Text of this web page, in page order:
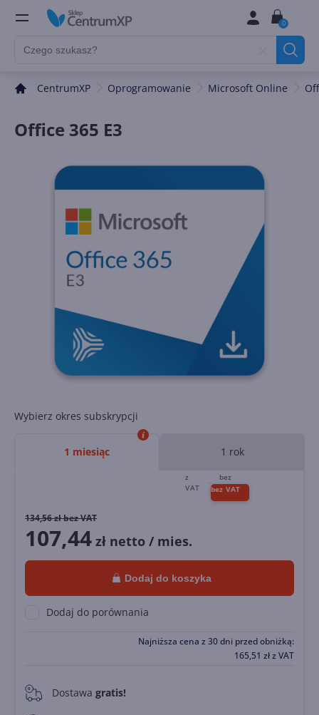
0
CentrumXP Oprogramowanie Microsoft Online
Office 365 E3
Wybierz okres subskrypcji
1 miesiąc 1 rok
134,56zł bez VAT
107,44 zł netto / mies.
Dodaj do koszyka
Dodaj do porównania
Najniższa cena z 30 dni przed obniżką:
165,51 złz VAT
0 Dostawa gratis!